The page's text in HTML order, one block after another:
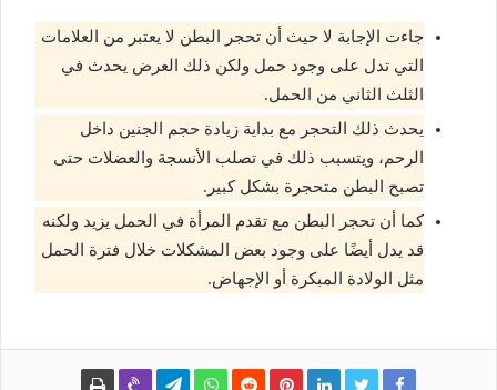
جاءت الإجابة لا حيث أن تحجر البطن لا يعتبر من العلامات
التي تدل على وجود حمل ولكن ذلك العرض يحدث في
الثلث الثاني من الحمل.
يحدث ذلك التحجر مع بداية زيادة حجم الجنين داخل
الرحم، ويتسبب ذلك في تصلب الأنسجة والعضلات حتى
تصبح البطن متحجرة بشكل كبير.
كما أن تحجر البطن مع تقدم المرأة في الحمل يزيد ولكنه
قد يدل أيضًا على وجود بعض المشكلات خلال فترة الحمل
مثل الولادة المبكرة أو الإجهاض.